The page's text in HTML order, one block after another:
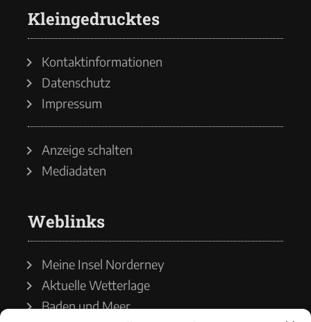
Kleingedrucktes
Kontaktinformationen
Datenschutz
Impressum
Anzeige schalten
Mediadaten
Weblinks
Meine Insel Norderney
Aktuelle Wetterlage
Baden und Meer